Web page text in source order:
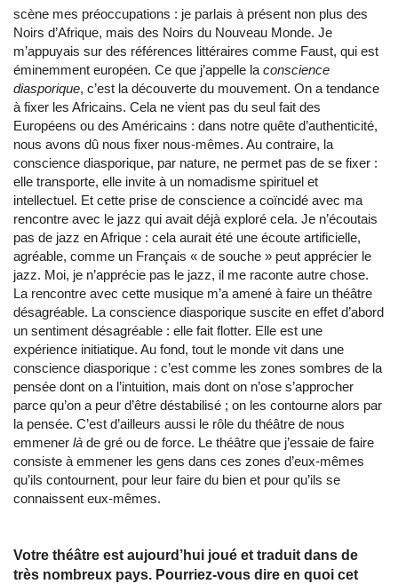
scène mes préoccupations : je parlais à présent non plus des
Noirs d’Afrique, mais des Noirs du Nouveau Monde. Je
m’appuyais sur des références littéraires comme Faust, qui est
éminemment européen. Ce que j’appelle la conscience
diasporique, c’est la découverte du mouvement. On a tendance
à fixer les Africains. Cela ne vient pas du seul fait des
Européens ou des Américains : dans notre quête d’authenticité,
nous avons dû nous fixer nous-mêmes. Au contraire, la
conscience diasporique, par nature, ne permet pas de se fixer :
elle transporte, elle invite à un nomadisme spirituel et
intellectuel. Et cette prise de conscience a coïncidé avec ma
rencontre avec le jazz qui avait déjà exploré cela. Je n’écoutais
pas de jazz en Afrique : cela aurait été une écoute artificielle,
agréable, comme un Français « de souche » peut apprécier le
jazz. Moi, je n’apprécie pas le jazz, il me raconte autre chose.
La rencontre avec cette musique m’a amené à faire un théâtre
désagréable. La conscience diasporique suscite en effet d’abord
un sentiment désagréable : elle fait flotter. Elle est une
expérience initiatique. Au fond, tout le monde vit dans une
conscience diasporique : c’est comme les zones sombres de la
pensée dont on a l’intuition, mais dont on n’ose s’approcher
parce qu’on a peur d’être déstabilisé ; on les contourne alors par
la pensée. C’est d’ailleurs aussi le rôle du théâtre de nous
emmener là de gré ou de force. Le théâtre que j’essaie de faire
consiste à emmener les gens dans ces zones d’eux-mêmes
qu’ils contournent, pour leur faire du bien et pour qu’ils se
connaissent eux-mêmes.
Votre théâtre est aujourd’hui joué et traduit dans de
très nombreux pays. Pourriez-vous dire en quoi cet